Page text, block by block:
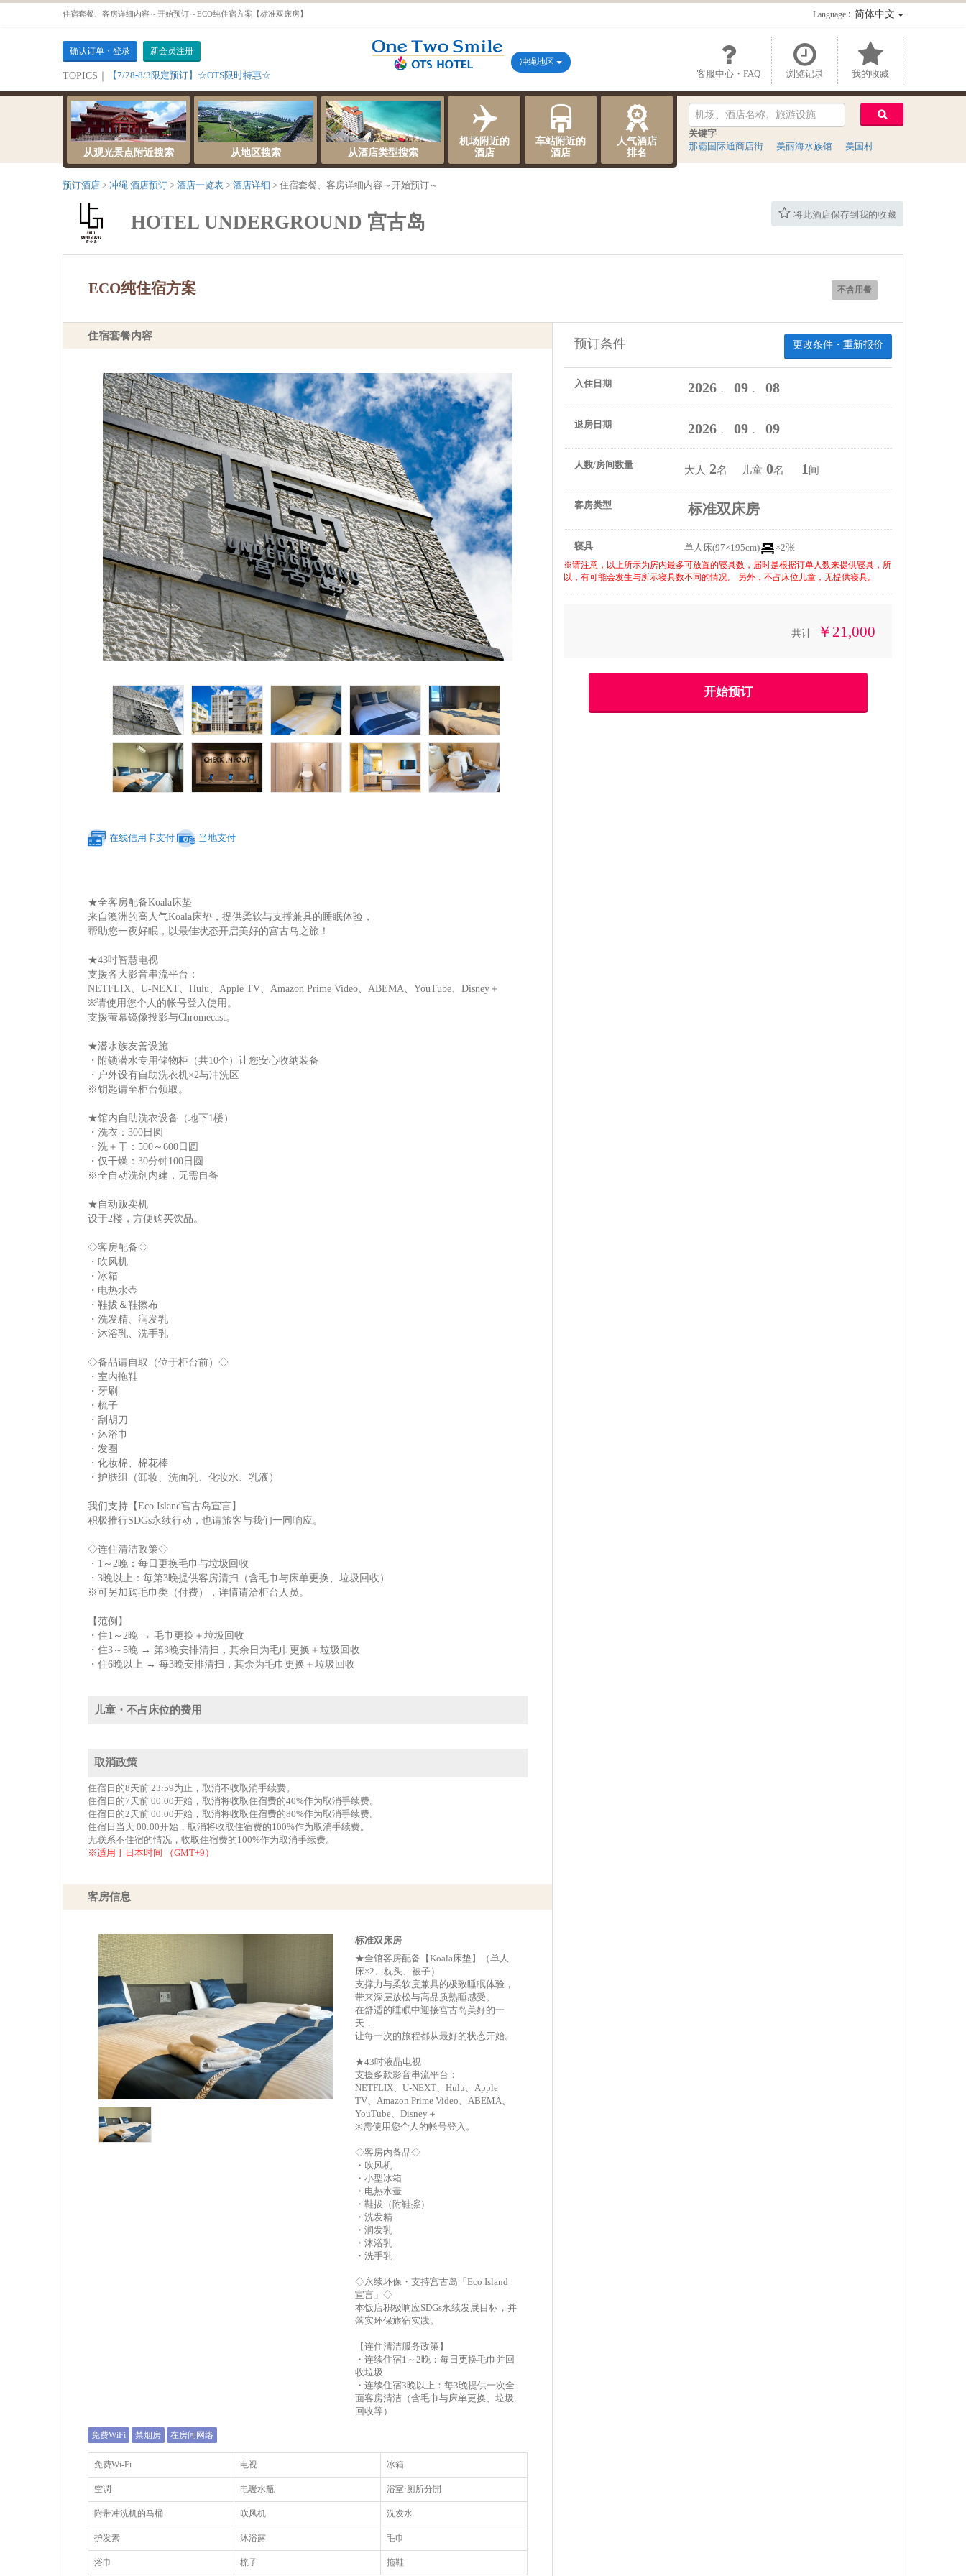
住宿套餐、客房详细内容～开始预订～ECO纯住宿方案【标准双床房】 Language：简体中文
确认订单・登录 新会员注册
TOPICS｜ 【7/28-8/3限定预订】☆OTS限时特惠☆ 客服中心・FAQ 浏览记录 我的收藏
冲绳地区
从观光景点附近搜索 从地区搜索 从酒店类型搜索
机场附近的
酒店
车站附近的
酒店
人气酒店
排名
关键字
那霸国际通商店街
美丽海水族馆 美国村
预订酒店 冲绳 酒店预订 酒店一览表 酒店详细 住宿套餐、客房详细内容～开始预订～
将此酒店保存到我的收藏
HOTEL UNDERGROUND 宫古岛
不含用餐
ECO纯住宿方案
住宿套餐内容
在线信用卡支付 当地支付
★全客房配备Koala床垫
来自澳洲的高人气Koala床垫，提供柔软与支撑兼具的睡眠体验，
帮助您一夜好眠，以最佳状态开启美好的宫古岛之旅！
★43吋智慧电视
支援各大影音串流平台：
NETFLIX、U-NEXT、Hulu、Apple TV、Amazon Prime Video、ABEMA、YouTube、Disney＋
※请使用您个人的帐号登入使用。
支援萤幕镜像投影与Chromecast。
★潜水族友善设施
・附锁潜水专用储物柜（共10个）让您安心收纳装备
・户外设有自助洗衣机×2与冲洗区
※钥匙请至柜台领取。
★馆内自助洗衣设备（地下1楼）
・洗衣：300日圆
・洗＋干：500～600日圆
・仅干燥：30分钟100日圆
※全自动洗剂内建，无需自备
★自动贩卖机
设于2楼，方便购买饮品。
◇客房配备◇
・吹风机
・冰箱
・电热水壶
・鞋拔＆鞋擦布
・洗发精、润发乳
・沐浴乳、洗手乳
◇备品请自取（位于柜台前）◇
・室内拖鞋
・牙刷
・梳子
・刮胡刀
・沐浴巾
・发圈
・化妆棉、棉花棒
・护肤组（卸妆、洗面乳、化妆水、乳液）
我们支持【Eco Island宫古岛宣言】
积极推行SDGs永续行动，也请旅客与我们一同响应。
◇连住清洁政策◇
・1～2晚：每日更换毛巾与垃圾回收
・3晚以上：每第3晚提供客房清扫（含毛巾与床单更换、垃圾回收）
※可另加购毛巾类（付费），详情请洽柜台人员。
【范例】
・住1～2晚 → 毛巾更换＋垃圾回收
・住3～5晚 → 第3晚安排清扫，其余日为毛巾更换＋垃圾回收
・住6晚以上 → 每3晚安排清扫，其余为毛巾更换＋垃圾回收
儿童・不占床位的费用
取消政策
住宿日的8天前 23:59为止，取消不收取消手续费。
住宿日的7天前 00:00开始，取消将收取住宿费的40%作为取消手续费。
住宿日的2天前 00:00开始，取消将收取住宿费的80%作为取消手续费。
住宿日当天 00:00开始，取消将收取住宿费的100%作为取消手续费。
无联系不住宿的情况，收取住宿费的100%作为取消手续费。
※适用于日本时间 （GMT+9）
客房信息
标准双床房
★全馆客房配备【Koala床垫】（单人
床×2、枕头、被子）
支撑力与柔软度兼具的极致睡眠体验，
带来深层放松与高品质熟睡感受。
在舒适的睡眠中迎接宫古岛美好的一
天，
让每一次的旅程都从最好的状态开始。
★43吋液晶电视
支援多款影音串流平台：
NETFLIX、U-NEXT、Hulu、Apple
TV、Amazon Prime Video、ABEMA、
YouTube、Disney＋
※需使用您个人的帐号登入。
◇客房内备品◇
・吹风机
・小型冰箱
・电热水壶
・鞋拔（附鞋擦）
・洗发精
・润发乳
・沐浴乳
・洗手乳
◇永续环保・支持宫古岛「Eco Island
宣言」◇
本饭店积极响应SDGs永续发展目标，并
落实环保旅宿实践。
【连住清洁服务政策】
・连续住宿1～2晚：每日更换毛巾并回
收垃圾
・连续住宿3晚以上：每3晚提供一次全
面客房清洁（含毛巾与床单更换、垃圾
回收等）
免费WiFi 禁烟房 在房间网络
免费Wi-Fi 电视 冰箱
空调 电暖水瓶 浴室·厕所分開
附带冲洗机的马桶 吹风机 洗发水
护发素 沐浴露 毛巾
浴巾 梳子 拖鞋
更改条件・重新报价
预订条件
入住日期 2026． 09． 08
退房日期 2026． 09． 09
人数/房间数量 大人 2名 儿童 0名 1 间
客房类型 标准双床房
寝具 单人床(97×195cm) ×2张
※请注意，以上所示为房内最多可放置的寝具数，届时是根据订单人数来提供寝具，所
以，有可能会发生与所示寝具数不同的情况。 另外，不占床位儿童，无提供寝具。
共计 ￥21,000